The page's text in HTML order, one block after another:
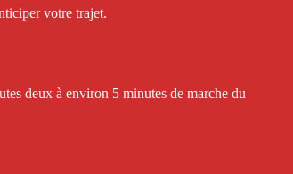
votre trajet.
deux à environ 5 minutes de marche du